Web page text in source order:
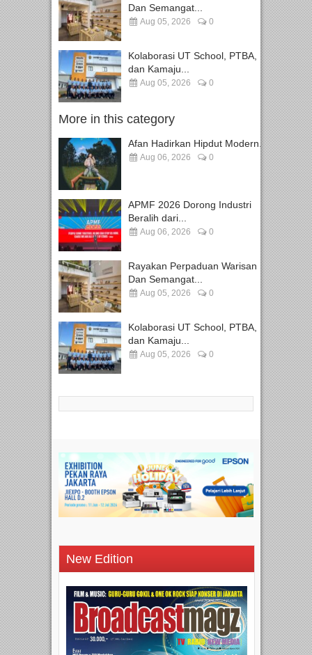
Dan Semangat...
Aug 05, 2026 0
Kolaborasi UT School, PTBA,
dan Kamaju...
Aug 05, 2026 0
More in this category
Afan Hadirkan Hipdut Modern...
Aug 06, 2026 0
APMF 2026 Dorong Industri
Beralih dari...
Aug 06, 2026 0
Rayakan Perpaduan Warisan
Dan Semangat...
Aug 05, 2026 0
Kolaborasi UT School, PTBA,
dan Kamaju...
Aug 05, 2026 0
New Edition